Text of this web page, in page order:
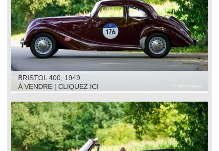
BRISTOL 400, 1949
À VENDRE | CLIQUEZ ICI